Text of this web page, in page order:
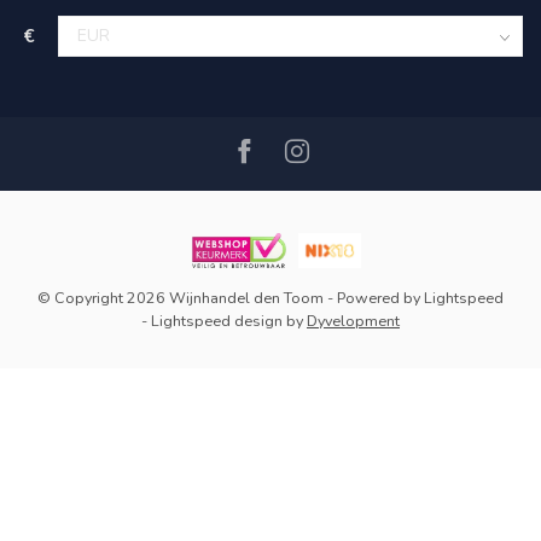
€
© Copyright 2026 Wijnhandel den Toom - Powered by Lightspeed
- Lightspeed design by Dyvelopment